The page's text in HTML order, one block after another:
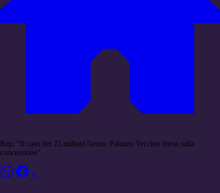
Rep: "Il caso dei 25 milioni l'anno: Palazzo Vecchio frena sulla
concessione"